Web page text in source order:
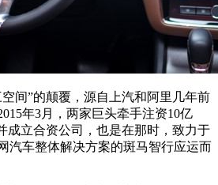
”的颠覆，源自上汽和阿里几年前
年3月，两家巨头牵手注资10亿
成立合资公司，也是在那时，致力于
汽车整体解决方案的斑马智行应运而